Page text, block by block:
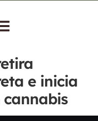
e inicia